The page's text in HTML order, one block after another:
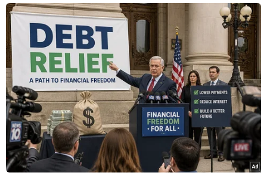
bởi Minh Vương
Ngay phút thứ 7, Đặng Anh Tuấn tung cú volley
rất căng từ sát vạch 16m50m khiến thủ môn
Sietsma của Hoàng Anh Gia Lai chỉ còn biết
đứng tại chỗ nhìn bóng đi vào lưới.
Đến phút 26, xuất phát từ tình huống sút phạt
góc của Thanh Hải, Bùi Tiến Dụng bật cao đánh
đầu hiểm hóc, để mang giúp đội chủ nhà dẫn
trước 2-0.